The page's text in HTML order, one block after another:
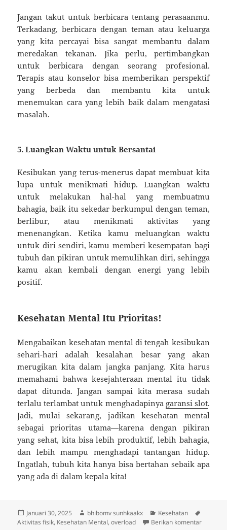
Jangan takut untuk berbicara tentang perasaanmu.
Terkadang, berbicara dengan teman atau keluarga
yang kita percayai bisa sangat membantu dalam
meredakan tekanan. Jika perlu, pertimbangkan
untuk berbicara dengan seorang profesional.
Terapis atau konselor bisa memberikan perspektif
yang berbeda dan membantu kita untuk
menemukan cara yang lebih baik dalam mengatasi
masalah.
5. Luangkan Waktu untuk Bersantai
Kesibukan yang terus-menerus dapat membuat kita
lupa untuk menikmati hidup. Luangkan waktu
untuk melakukan hal-hal yang membuatmu
bahagia, baik itu sekedar berkumpul dengan teman,
berlibur, atau menikmati aktivitas yang
menenangkan. Ketika kamu meluangkan waktu
untuk diri sendiri, kamu memberi kesempatan bagi
tubuh dan pikiran untuk memulihkan diri, sehingga
kamu akan kembali dengan energi yang lebih
positif.
Kesehatan Mental Itu Prioritas!
Mengabaikan kesehatan mental di tengah kesibukan
sehari-hari adalah kesalahan besar yang akan
merugikan kita dalam jangka panjang. Kita harus
memahami bahwa kesejahteraan mental itu tidak
dapat ditunda. Jangan sampai kita merasa sudah
terlalu terlambat untuk menghadapinya garansi slot.
Jadi, mulai sekarang, jadikan kesehatan mental
sebagai prioritas utama—karena dengan pikiran
yang sehat, kita bisa lebih produktif, lebih bahagia,
dan lebih mampu menghadapi tantangan hidup.
Ingatlah, tubuh kita hanya bisa bertahan sebaik apa
yang ada di dalam kepala kita!
Diposkan
pada
Januari 30, 2025 Penulis
bhibomv sunhkaakx Kategori
Kesehatan
Aktivitas fisik, Kesehatan Mental,overload Berikan komentaruntuk